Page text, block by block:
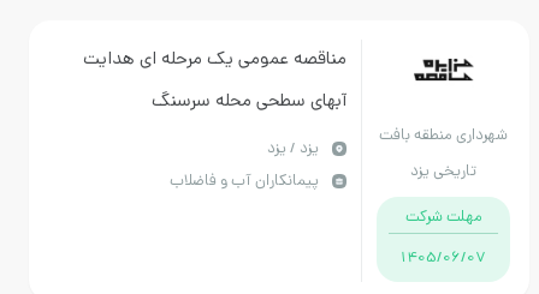
شهرداری منطقه بافت
تاریخی یزد
مهلت شرکت
1405/06/07
مناقصه عمومی یک مرحله ای هدایت
آبهای سطحی محله سرسنگ
يزد / یزد
پیمانکاران آب و فاضلاب